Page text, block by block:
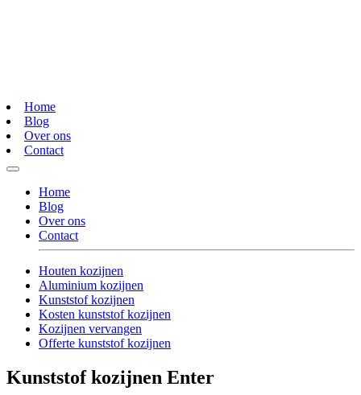
Home
Blog
Over ons
Contact
Home
Blog
Over ons
Contact
Houten kozijnen
Aluminium kozijnen
Kunststof kozijnen
Kosten kunststof kozijnen
Kozijnen vervangen
Offerte kunststof kozijnen
Kunststof kozijnen Enter